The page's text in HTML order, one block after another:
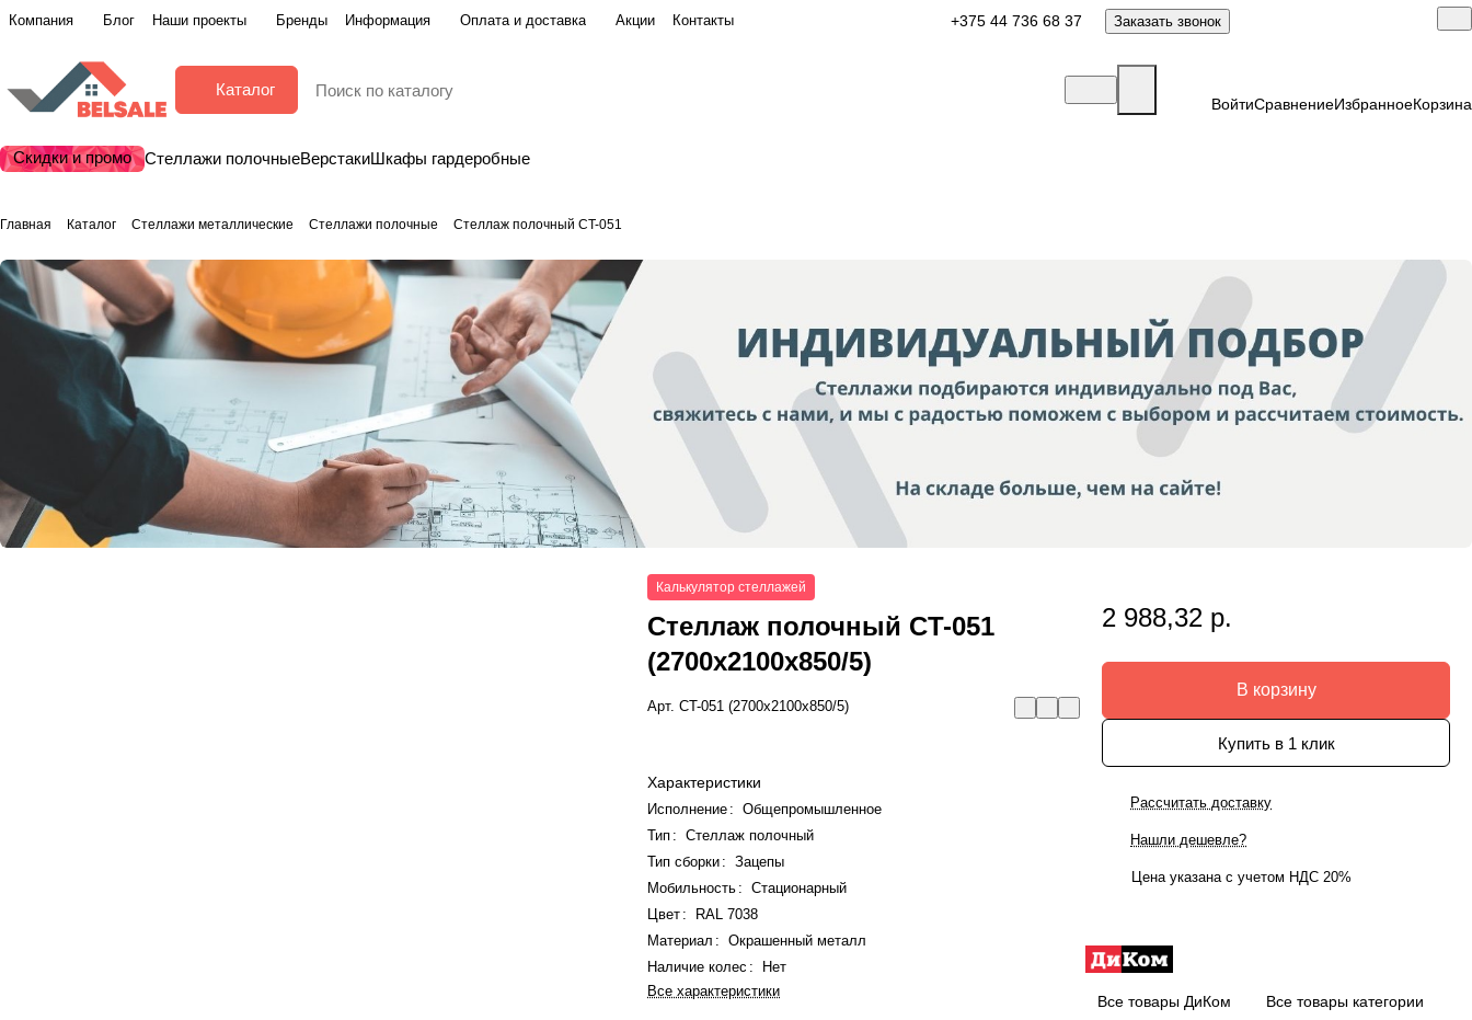
Компания Блог Наши проекты Бренды Информация Оплата и доставка Акции Контакты +375 44 736 68 37 Заказать звонок
Каталог
ВойтиСравнениеИзбранноеКорзина
Скидки и промо Стеллажи полочныеВерстакиШкафы гардеробные
Главная Каталог Стеллажи металлические Стеллажи полочные Стеллаж полочный СT-051
Калькулятор стеллажей
Стеллаж полочный СT-051
(2700x2100x850/5)
Арт.СT-051 (2700x2100x850/5)
Характеристики
Исполнение :
Общепромышленное
Тип :
Стеллаж полочный
Тип сборки:
Зацепы
Мобильность :
Стационарный
Цвет :
RAL 7038
Материал :
Окрашенный металл
Наличие колес :
Нет
Все характеристики
2 988,32 р.
В корзину
Купить в 1 клик
Рассчитать доставку
Нашли дешевле?
Цена указана с учетом НДС 20%
Все товары ДиКом Все товары категории